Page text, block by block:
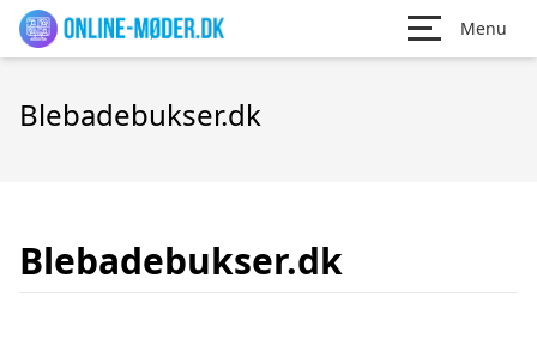
Menu
Blebadebukser.dk
Blebadebukser.dk